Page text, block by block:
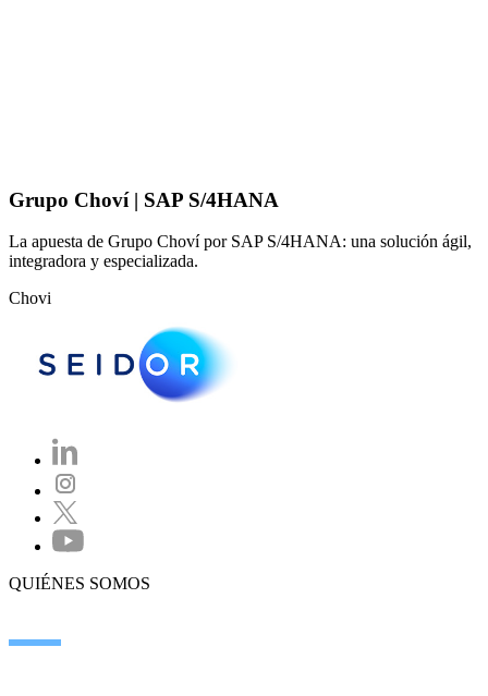
Grupo Choví | SAP S/4HANA
La apuesta de Grupo Choví por SAP S/4HANA: una solución ágil,
integradora y especializada.
Chovi
QUIÉNES SOMOS